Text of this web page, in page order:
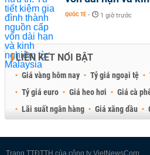
QUỐC TẾ - 1 giờ trước
LIÊN KẾT NỔI BẬT
Giá vàng hôm nay Tỷ giá ngoại tệ
Tỷ giá euro
Giá heo hơi Giá cà
Lãi suất ngân hàng
Giá xăng dầu
Trang TTĐTTH của công ty VietNewsCorp